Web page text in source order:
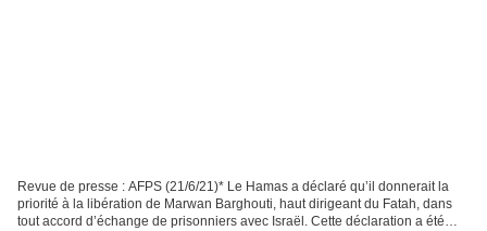
Revue de presse : AFPS (21/6/21)* Le Hamas a déclaré qu’il donnerait la
priorité à la libération de Marwan Barghouti, haut dirigeant du Fatah, dans
tout accord d’échange de prisonniers avec Israël. Cette déclaration a été